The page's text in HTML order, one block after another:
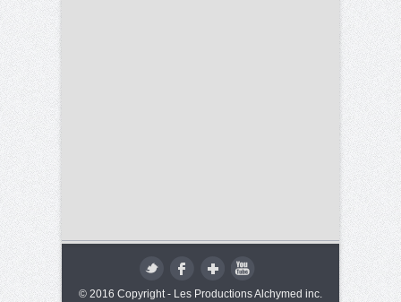
© 2016 Copyright - Les Productions Alchymed inc.